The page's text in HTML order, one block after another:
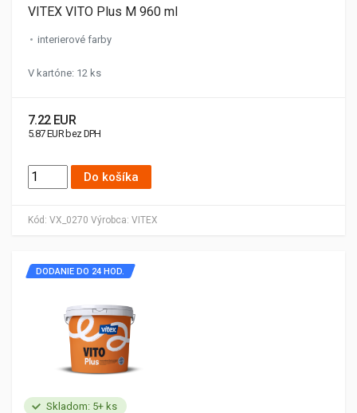
Kód: VX_0270 Výrobca: VITEX
VITEX VITO Plus M 960 ml
interierové farby
V kartóne: 12 ks
7.22 EUR
5.87 EUR bez DPH
Do košíka
Skladom: 5+ ks
DODANIE DO 24 HOD.